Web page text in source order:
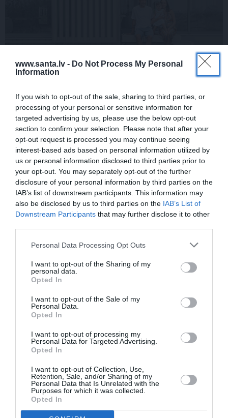
www.santa.lv - Do Not Process My Personal
Information
If you wish to opt-out of the sale, sharing to third parties, or
processing of your personal or sensitive information for
targeted advertising by us, please use the below opt-out
section to confirm your selection. Please note that after your
opt-out request is processed you may continue seeing
interest-based ads based on personal information utilized by
us or personal information disclosed to third parties prior to
your opt-out. You may separately opt-out of the further
disclosure of your personal information by third parties on the
IAB’s list of downstream participants. This information may
also be disclosed by us to third parties on the IAB’s List of
Downstream Participants that may further disclose it to other
Personal Data Processing Opt Outs
I want to opt-out of the Sharing of my
personal data.
Opted In
I want to opt-out of the Sale of my
Personal Data.
Opted In
I want to opt-out of processing my
Personal Data for Targeted Advertising.
Opted In
I want to opt-out of Collection, Use,
Retention, Sale, and/or Sharing of my
Personal Data that Is Unrelated with the
Purposes for which it was collected.
Opted In
Uzņēmēja Armanda Broka ģimenes sapņu māja
Pāvilostā: Te viss palīdz atbrīvoties no stresa
BĒRNI
FOTO: «Labās lietas nāk piecas
reizes!» Santa paziņo Pīlēnu ģimenes
lielos jaunumus
LIETU TOPS
Septiņas dizaina pērles, ko savam
Mareks Nemme
Kuldīgas vecpilsētas noslēpumi: vai
PAGALMS
Brokastu kafija kopā ar kaimiņu.